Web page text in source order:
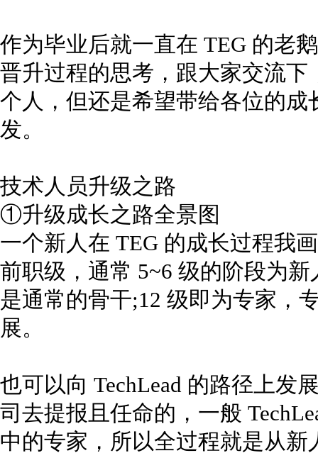
作为毕业后就一直在 TEG 的老
晋升过程的思考，跟大家交流
个人，但还是希望带给各位的
发。
技术人员升级之路
①升级成长之路全景图
一个新人在 TEG 的成长过程我
前职级，通常 5~6 级的阶段为
是通常的骨干;12 级即为专家，
展。
也可以向 TechLead 的路径上发
司去提报且任命的，一般
中的专家，所以全过程就是从新